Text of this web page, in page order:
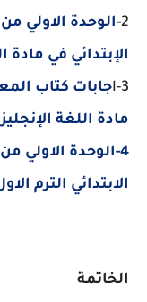
2-الوحدة الاولي
الإبتدائي في مادة
3-ا
جابات كتاب
مادة اللغة الإنجليزية
4-الوحدة
الابتدائي الترم
الخاتمة